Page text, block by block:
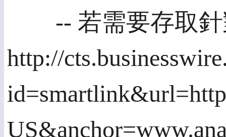
-- 若需要存取針對
http://